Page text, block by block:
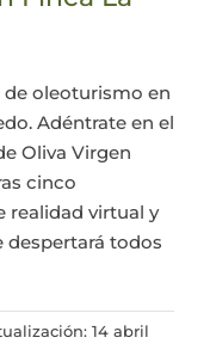
Mi cuenta
de oleoturismo en
Adéntrate en el
Oliva Virgen
cinco
realidad virtual y
despertará todos
14 abril